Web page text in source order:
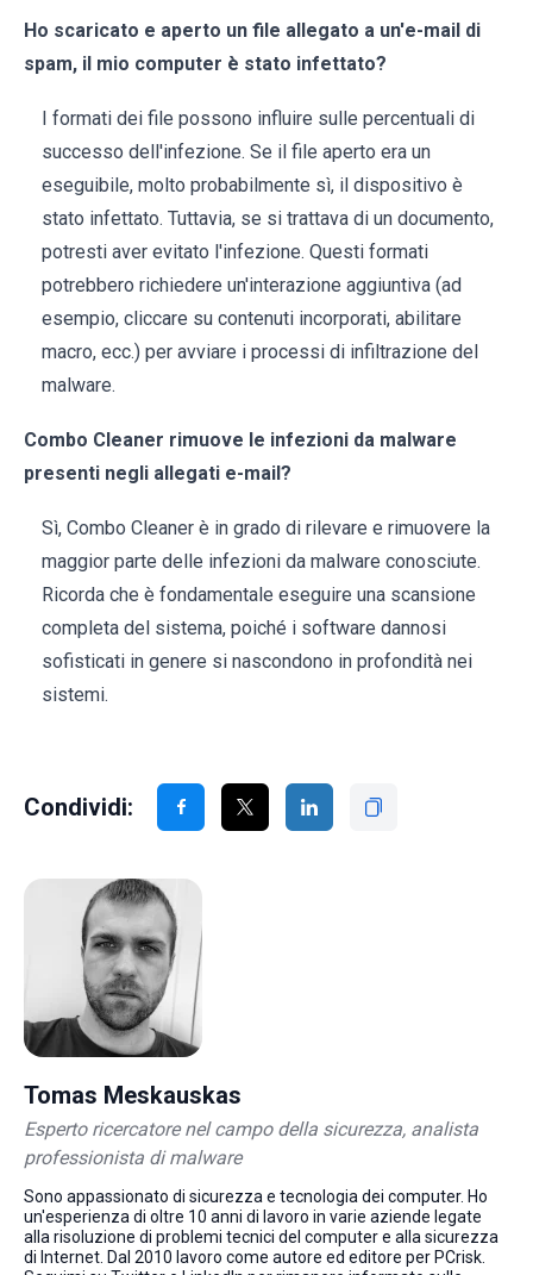
Ho scaricato e aperto un file allegato a un'e-mail di
spam, il mio computer è stato infettato?
I formati dei file possono influire sulle percentuali di
successo dell'infezione. Se il file aperto era un
eseguibile, molto probabilmente sì, il dispositivo è
stato infettato. Tuttavia, se si trattava di un documento,
potresti aver evitato l'infezione. Questi formati
potrebbero richiedere un'interazione aggiuntiva (ad
esempio, cliccare su contenuti incorporati, abilitare
macro, ecc.) per avviare i processi di infiltrazione del
malware.
Combo Cleaner rimuove le infezioni da malware
presenti negli allegati e-mail?
Sì, Combo Cleaner è in grado di rilevare e rimuovere la
maggior parte delle infezioni da malware conosciute.
Ricorda che è fondamentale eseguire una scansione
completa del sistema, poiché i software dannosi
sofisticati in genere si nascondono in profondità nei
sistemi.
Condividi:
Tomas Meskauskas
Esperto ricercatore nel campo della sicurezza, analista
professionista di malware
Sono appassionato di sicurezza e tecnologia dei computer. Ho
un'esperienza di oltre 10 anni di lavoro in varie aziende legate
alla risoluzione di problemi tecnici del computer e alla sicurezza
di Internet. Dal 2010 lavoro come autore ed editore per PCrisk.